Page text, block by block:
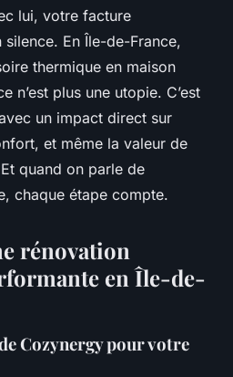
lui, votre facture
En Île-de-France,
thermique en maison
n’est plus une utopie. C’est
un impact direct sur
et même la valeur de
quand on parle de
chaque étape compte.
rénovation
en Île-de-
Cozynergy pour votre